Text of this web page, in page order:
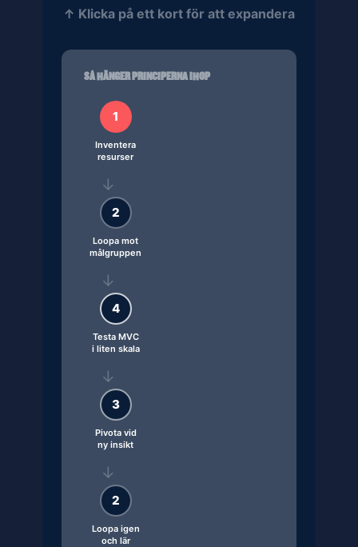
↑ Klicka på ett kort för att expandera
SÅ HÄNGER PRINCIPERNA IHOP
1
Inventera
resurser
→
2
Loopa mot
målgruppen
→
4
Testa MVC
i liten skala
→
3
Pivota vid
ny insikt
→
2
Loopa igen
och lär